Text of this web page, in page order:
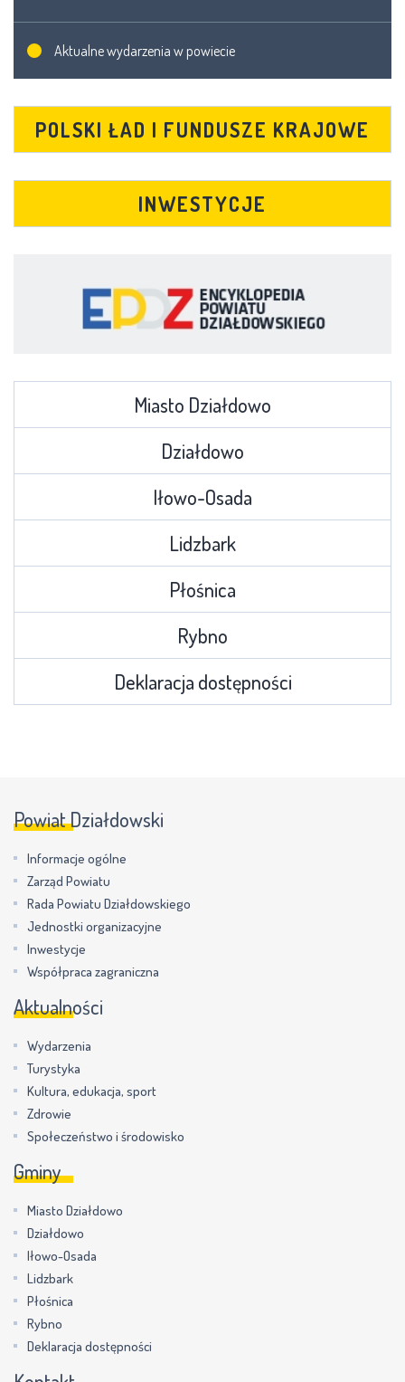
Aktualne wydarzenia w powiecie
POLSKI ŁAD I FUNDUSZE KRAJOWE
INWESTYCJE
Miasto Działdowo
Działdowo
Iłowo-Osada
Lidzbark
Płośnica
Rybno
Deklaracja dostępności
Powiat Działdowski
Informacje ogólne
Zarząd Powiatu
Rada Powiatu Działdowskiego
Jednostki organizacyjne
Inwestycje
Współpraca zagraniczna
Aktualności
Wydarzenia
Turystyka
Kultura, edukacja, sport
Zdrowie
Społeczeństwo i środowisko
Gminy
Miasto Działdowo
Działdowo
Iłowo-Osada
Lidzbark
Płośnica
Rybno
Deklaracja dostępności